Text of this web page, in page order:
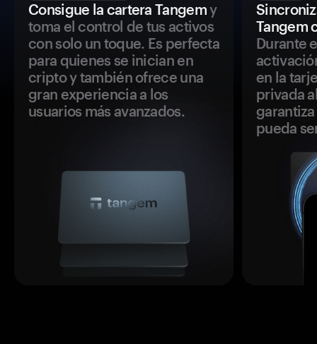
Consigue la cartera Tangemy
toma el control de tus activos
con solo un toque. Es perfecta
para quienes se inician en
cripto y también ofrece una
gran experiencia a los
usuarios más avanzados.
Tangem
Durante
en la
privada
pueda